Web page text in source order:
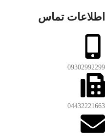
اطلاعات تماس
09302992299
04432221663